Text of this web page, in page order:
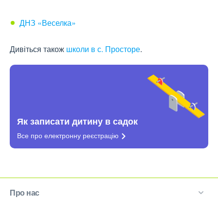
ДНЗ «Веселка»
Дивіться також школи в с. Просторе.
Як записати дитину в садок
Все про електронну реєстрацію
Про нас